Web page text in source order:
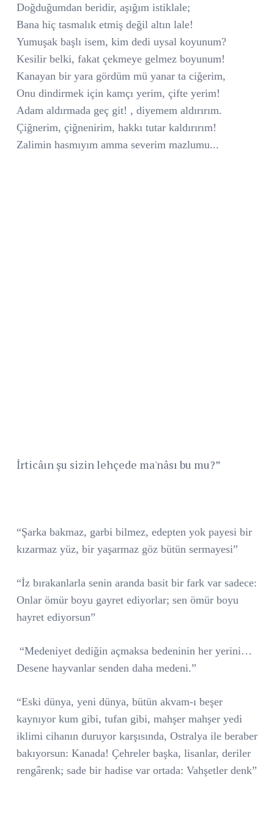
Doğduğumdan beridir, aşığım istiklale;
Bana hiç tasmalık etmiş değil altın lale!
Yumuşak başlı isem, kim dedi uysal koyunum?
Kesilir belki, fakat çekmeye gelmez boyunum!
Kanayan bir yara gördüm mü yanar ta ciğerim,
Onu dindirmek için kamçı yerim, çifte yerim!
Adam aldırmada geç git! , diyemem aldırırım.
Çiğnerim, çiğnenirim, hakkı tutar kaldırırım!
Zalimin hasmıyım amma severim mazlumu...
İrticâın şu sizin lehçede ma'nâsı bu mu?”
“Şarka bakmaz, garbi bilmez, edepten yok payesi bir
kızarmaz yüz, bir yaşarmaz göz bütün sermayesi”
“İz bırakanlarla senin aranda basit bir fark var sadece:
Onlar ömür boyu gayret ediyorlar; sen ömür boyu
hayret ediyorsun”
“Medeniyet dediğin açmaksa bedeninin her yerini…
Desene hayvanlar senden daha medeni.”
“Eski dünya, yeni dünya, bütün akvam-ı beşer
kaynıyor kum gibi, tufan gibi, mahşer mahşer yedi
iklimi cihanın duruyor karşısında, Ostralya ile beraber
bakıyorsun: Kanada! Çehreler başka, lisanlar, deriler
rengârenk; sade bir hadise var ortada: Vahşetler denk”